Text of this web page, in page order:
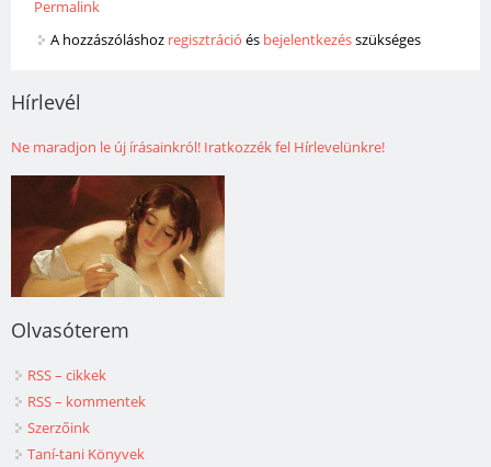
Permalink
A hozzászóláshoz regisztráció és bejelentkezésszükséges
Hírlevél
Ne maradjon le új írásainkról! Iratkozzék fel Hírlevelünkre!
Olvasóterem
RSS – cikkek
RSS – kommentek
Szerzőink
Taní-tani Könyvek